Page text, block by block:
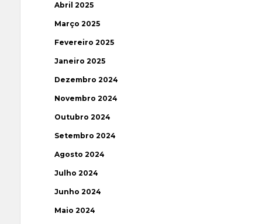
Abril 2025
Março 2025
Fevereiro 2025
Janeiro 2025
Dezembro 2024
Novembro 2024
Outubro 2024
Setembro 2024
Agosto 2024
Julho 2024
Junho 2024
Maio 2024